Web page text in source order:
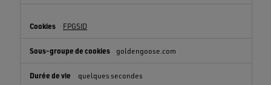
FPGSID
goldengoose.com
quelques secondes